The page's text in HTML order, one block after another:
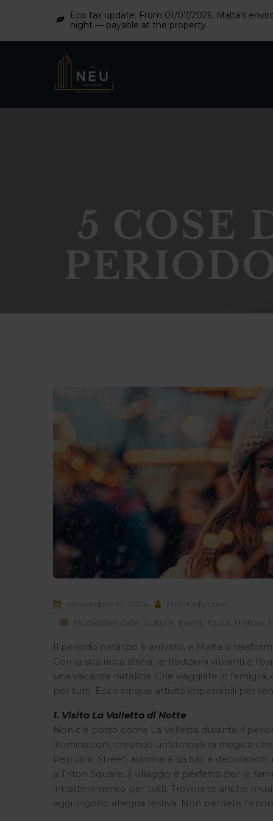
Eco tax update: From 01/07/2026, Malta’s
night — payable at the property.
5 COSE
Novembre 15, 2024
NEUCollective
Bookbites Cafe, Culture, Event , Food, History ,
Il periodo natalizio è arrivato, e Malta si
Con la sua ricca storia, le tradizioni vibranti e
una vacanza natalizia. Che viaggiate in
per tutti. Ecco cinque attività imperdibili per
1. Visita La Valletta di Notte
Non c’è posto come La Valletta durante il
illuminazioni, creando un’atmosfera magica
Republic Street, adornata da luci e decorazioni
a Triton Square, il villaggio è perfetto per le
intrattenimento per tutti. Troverete anche
aggiungono allegria festiva. Non perdete